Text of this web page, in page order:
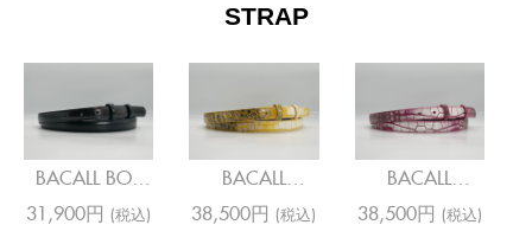
STRAP
BACALL BOX
NAVY
31,900円(税込)
BACALL
COCCO
38,500円(税込)
BACALL
COCCO
CYCLOS PINK
38,500円 (税込)